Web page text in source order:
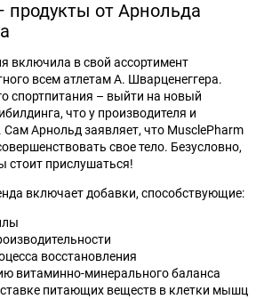
продукты от Арнольда
включила в свой ассортимент
всем атлетам А. Шварценеггера.
спортпитания – выйти на новый
что у производителя и
Сам Арнольд заявляет, что MusclePharm
свое тело. Безусловно,
стоит прислушаться!
включает добавки, способствующие:
восстановления
витаминно-минерального баланса
питающих веществ в клетки мышц